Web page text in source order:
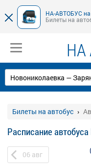
НА-АВТОБУС на
Билеты на
НА
Билеты на автобус
Расписание
06 авг